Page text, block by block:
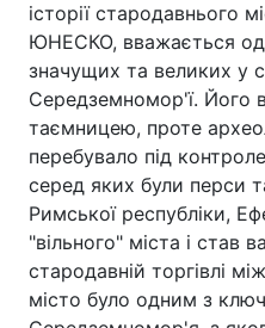
історії стародавнього
ЮНЕСКО, вважається
значущих та великих у
Середземномор'ї. Його
таємницею, проте
перебувало під
серед яких були перси
Римської республіки,
"вільного" міста і став
стародавній торгівлі
місто було одним з